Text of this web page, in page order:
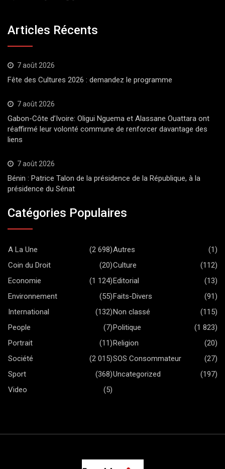
Articles Récents
7 août 2026
Fête des Cultures 2026 : demandez le programme
7 août 2026
Gabon-Côte d’Ivoire: Oligui Nguema et Alassane Ouattara ont
réaffirmé leur volonté commune de renforcer davantage des
liens
7 août 2026
Bénin : Patrice Talon de la présidence de la République, à la
présidence du Sénat
Catégories Populaires
A La Une (2 698)Autres
(1)
Coin du Droit
(20)Culture
(112)
Economie
(1 124)Editorial
(13)
Environnement
(55)Faits-Divers
(91)
International
(132)Non classé
(115)
People
(7)Politique
(1 823)
Portrait
(11)Religion
(20)
Société
(2 015)SOS Consommateur
(27)
Sport
(368)Uncategorized
(197)
Video
(5)